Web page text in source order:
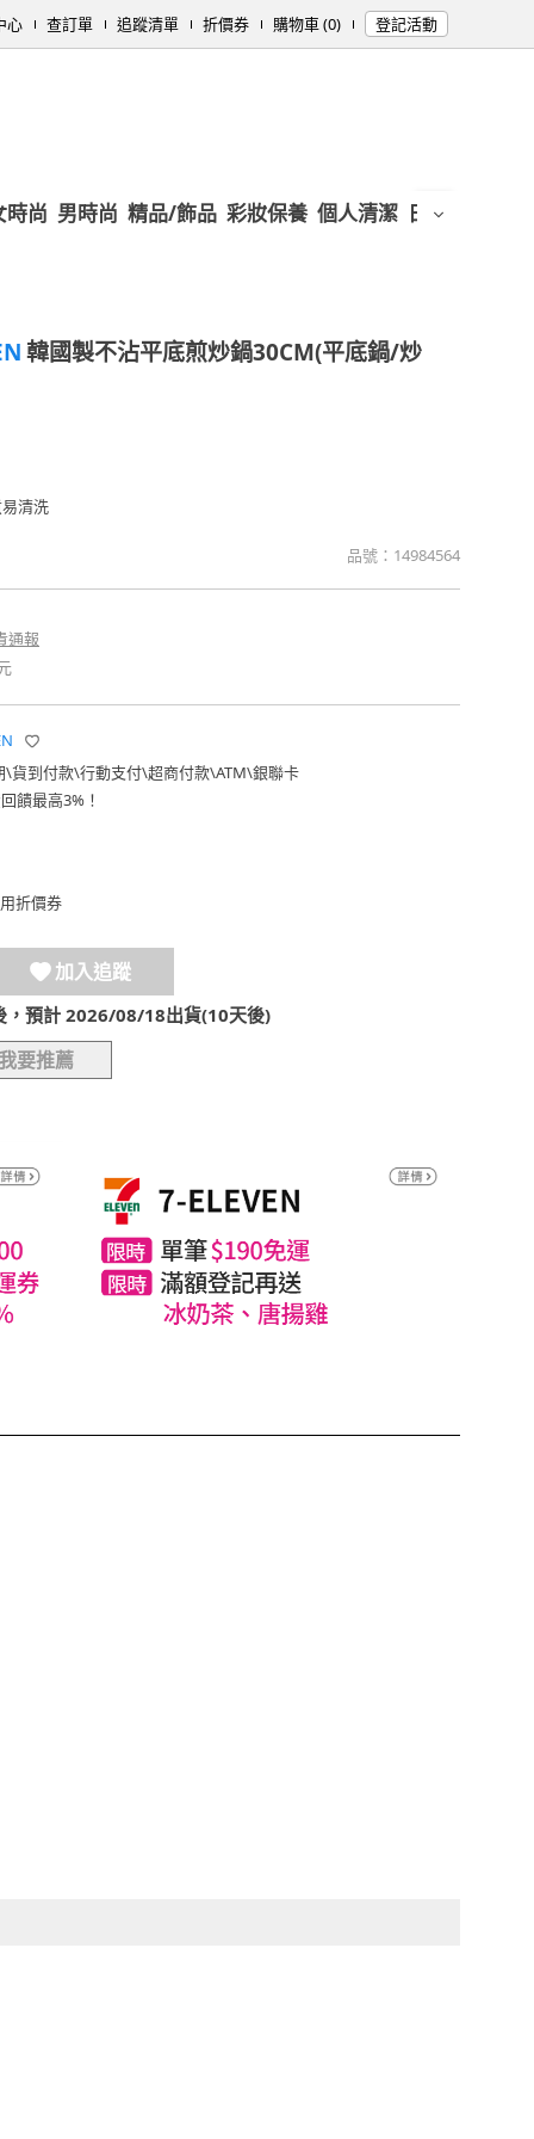
心 查訂單 追蹤清單 折價券 購物車 (0) 登記活動
時尚 男時尚 精品/飾品 彩妝保養 個人清潔 日用/紙品
韓國製不沾平底煎炒鍋30CM(平底鍋/炒
清洗
品號： 14984564
通報
\貨到付款\行動支付\超商付款\ATM\銀聯卡
饋最高3%！
折價券
加入追蹤
，預計 2026/08/18出貨(10天後)
我要推薦